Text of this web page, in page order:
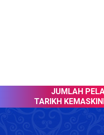
JUMLAH
TARIKH